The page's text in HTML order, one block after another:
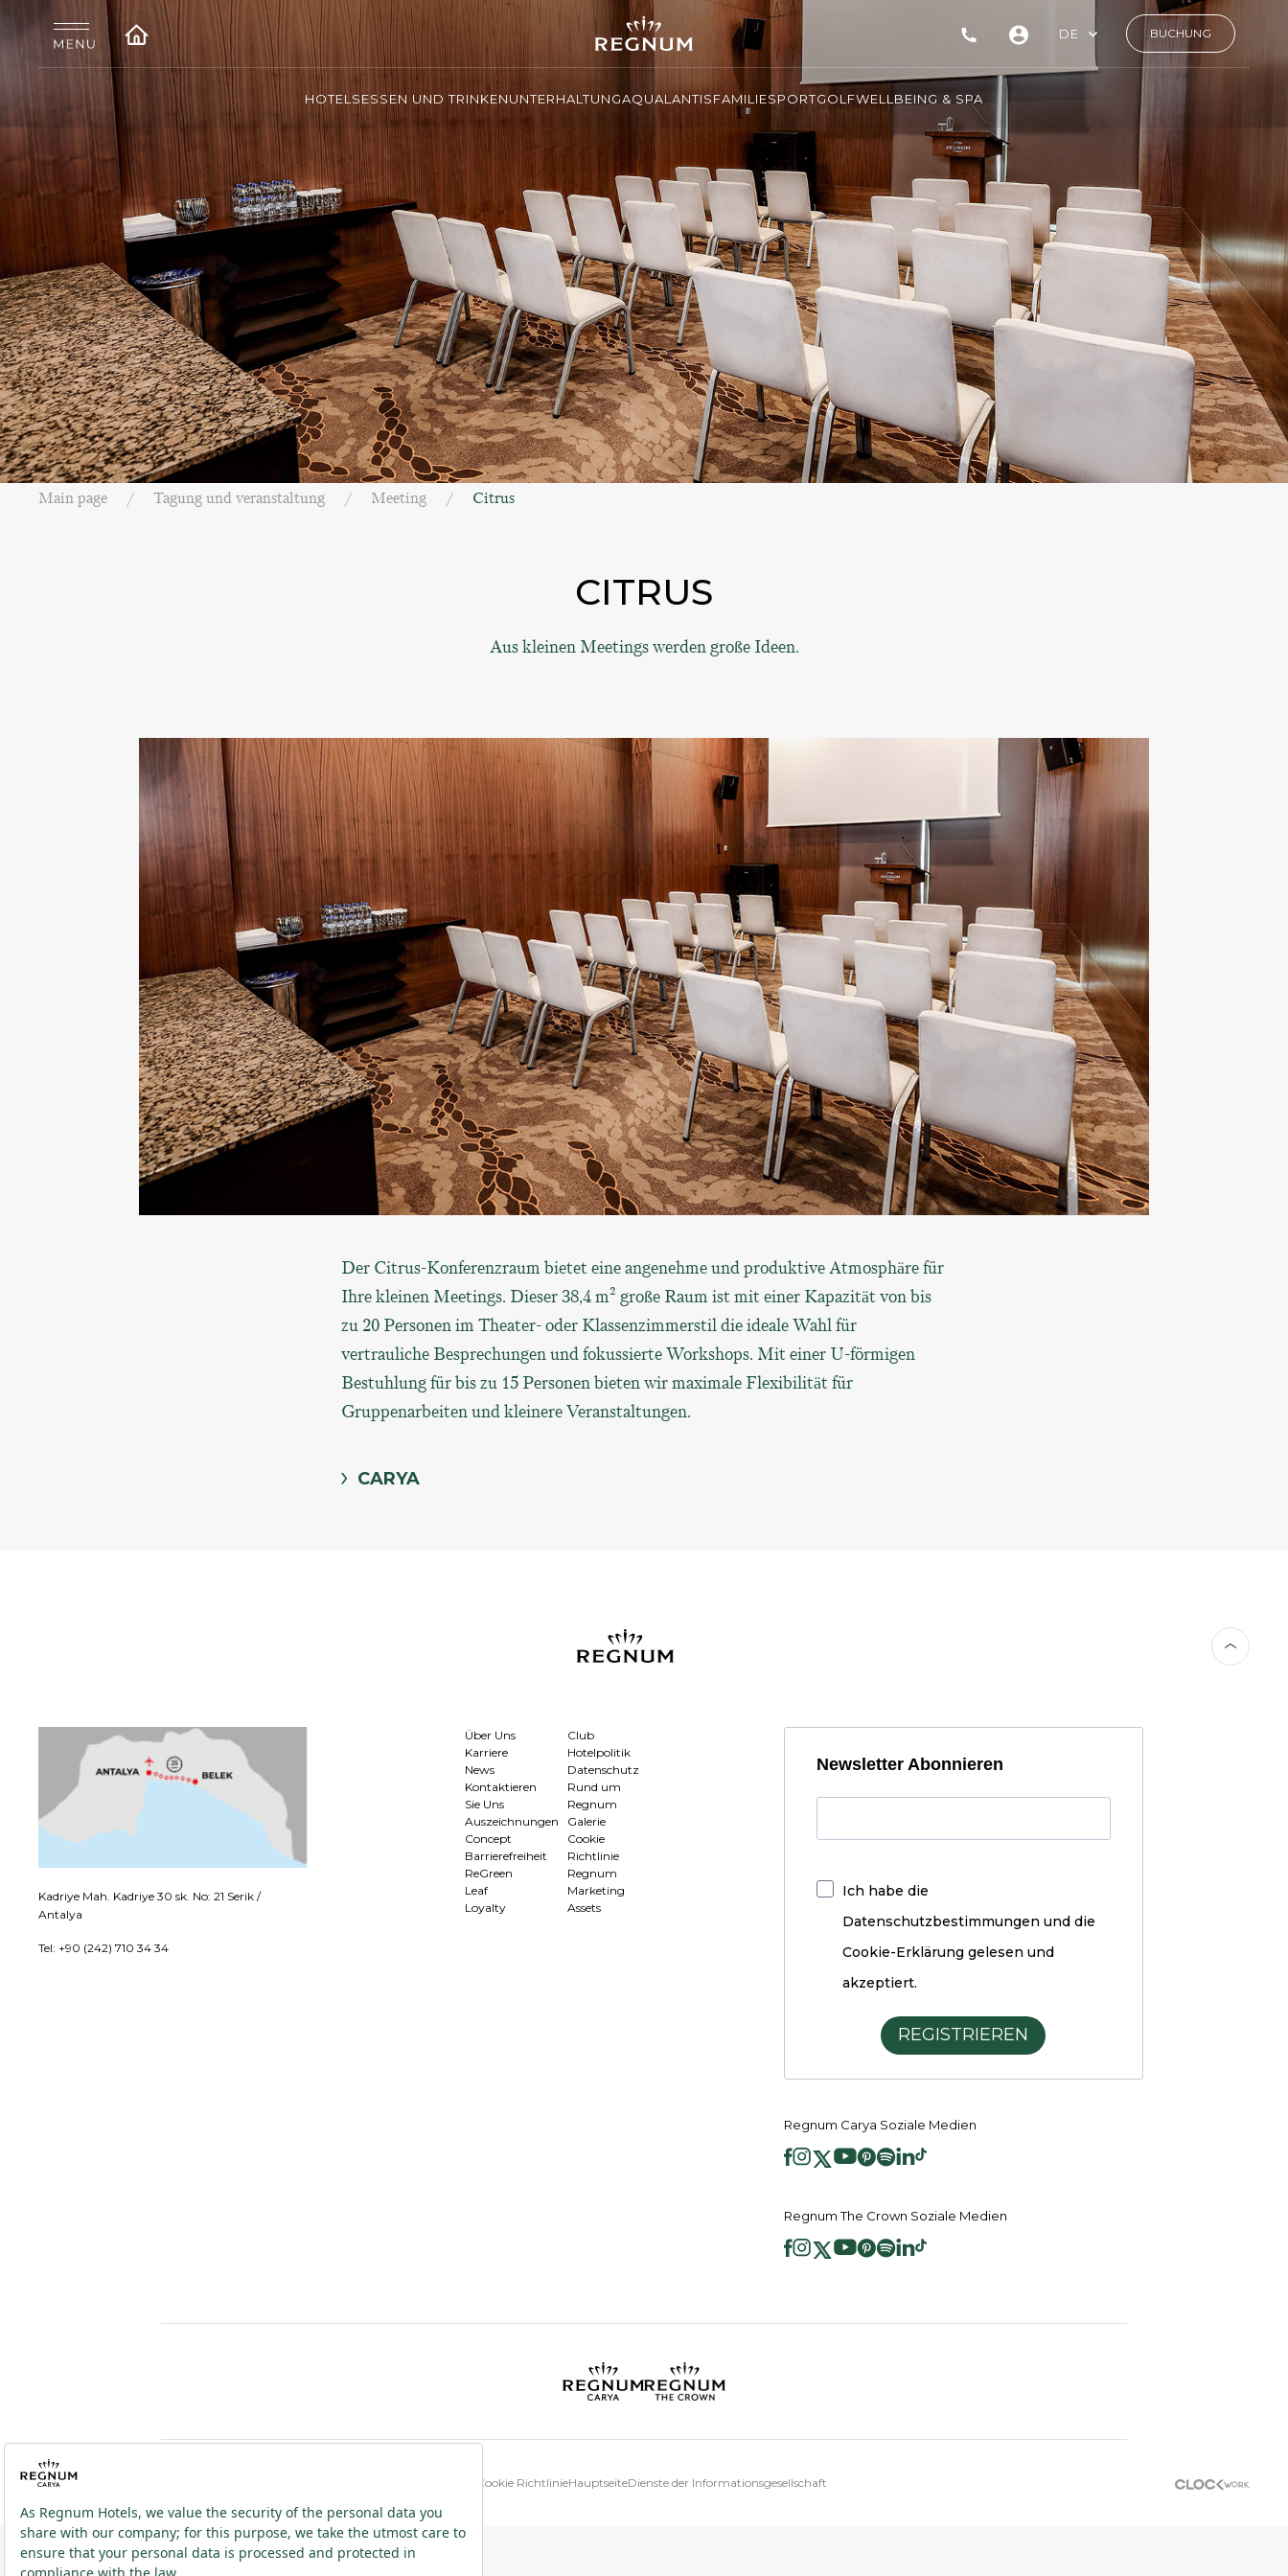
DE BUCHUNG
HOTELSESSEN UND TRINKENUNTERHALTUNGAQUALANTISFAMILIESPORTGOLFWELLBEING & SPA
Main page Tagung und veranstaltung Meeting Citrus
CITRUS
Aus kleinen Meetings werden große Ideen.
Der Citrus-Konferenzraum bietet eine angenehme und produktive Atmosphäre für
Ihre kleinen Meetings. Dieser 38,4 m² große Raum ist mit einer Kapazität von bis
zu 20 Personen im Theater- oder Klassenzimmerstil die ideale Wahl für
vertrauliche Besprechungen und fokussierte Workshops. Mit einer U-förmigen
Bestuhlung für bis zu 15 Personen bieten wir maximale Flexibilität für
Gruppenarbeiten und kleinere Veranstaltungen.
CARYA
Kadriye Mah. Kadriye 30 sk. No: 21 Serik /
Antalya
Tel: +90 (242) 710 34 34
Über Uns
Karriere
News
Kontaktieren
Sie Uns
Auszeichnungen
Concept
Barrierefreiheit
ReGreen
Leaf
Loyalty
Club
Hotelpolitik
Datenschutz
Rund um
Regnum
Galerie
Cookie
Richtlinie
Regnum
Marketing
Assets
Newsletter Abonnieren
Ich habe die
Datenschutzbestimmungen und die
Cookie-Erklärung gelesen und
akzeptiert.
REGISTRIEREN
Regnum Carya Soziale Medien
Regnum The Crown Soziale Medien
2026 ® Regnum Hotels. Alle Rechte vorbehalten. Cookie RichtlinieHauptseiteDienste der Informationsgesellschaft